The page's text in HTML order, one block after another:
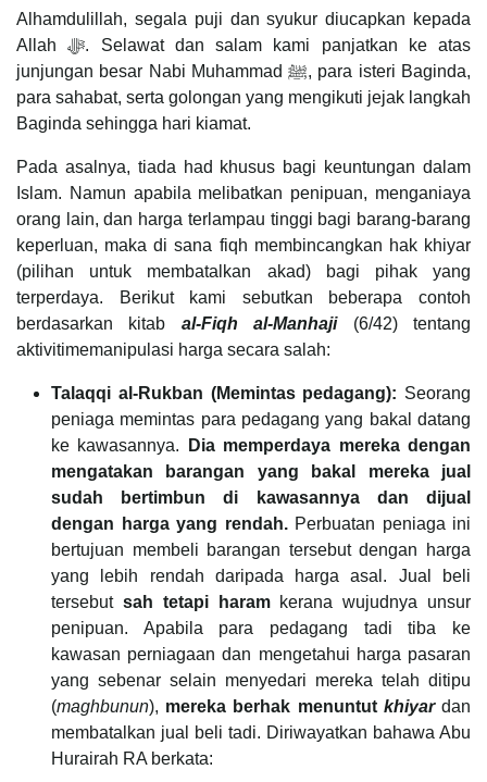
Alhamdulillah, segala puji dan syukur diucapkan kepada
Allah ﷻ. Selawat dan salam kami panjatkan ke atas
junjungan besar Nabi Muhammad ﷺ, para isteri Baginda,
para sahabat, serta golongan yang mengikuti jejak langkah
Baginda sehingga hari kiamat.
Pada asalnya, tiada had khusus bagi keuntungan dalam
Islam. Namun apabila melibatkan penipuan, menganiaya
orang lain, dan harga terlampau tinggi bagi barang-barang
keperluan, maka di sana fiqh membincangkan hak khiyar
(pilihan untuk membatalkan akad) bagi pihak yang
terperdaya. Berikut kami sebutkan beberapa contoh
berdasarkan kitab al-Fiqh al-Manhaji(6/42) tentang
aktivitimemanipulasi harga secara salah:
Talaqqi al-Rukban (Memintas pedagang): Seorang
peniaga memintas para pedagang yang bakal datang
ke kawasannya.
Dia memperdaya mereka dengan
mengatakan barangan yang bakal mereka jual
sudah bertimbun di kawasannya dan dijual
dengan harga yang rendah.Perbuatan peniaga ini
bertujuan membeli barangan tersebut dengan harga
yang lebih rendah daripada harga asal. Jual beli
tersebut sah tetapi haramkerana wujudnya unsur
penipuan. Apabila para pedagang tadi tiba ke
kawasan perniagaan dan mengetahui harga pasaran
yang sebenar selain menyedari mereka telah ditipu
(maghbunun), mereka berhak menuntut khiyardan
membatalkan jual beli tadi. Diriwayatkan bahawa Abu
Hurairah RA berkata: